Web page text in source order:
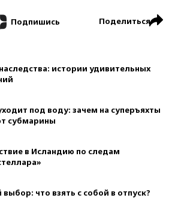
Подпишись Поделиться
истории удивительных
под воду: зачем на суперъяхты
субмарины
в Исландию по следам
что взять с собой в отпуск?